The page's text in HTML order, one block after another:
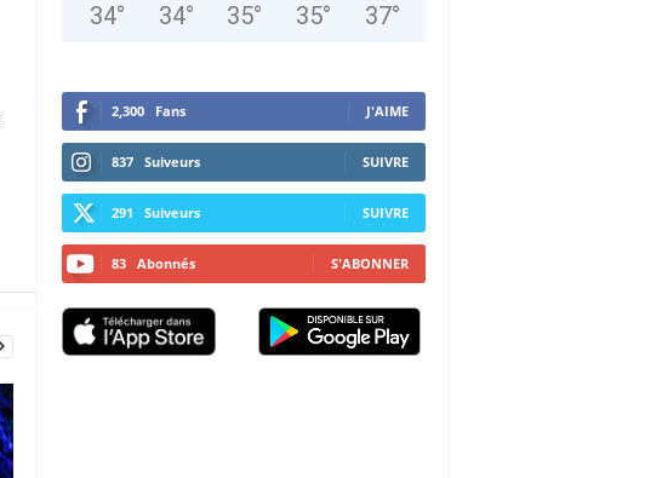
34° 34° 35° 35° 37°
2,300 Fans J'AIME
837 Suiveurs SUIVRE
291 Suiveurs SUIVRE
83 Abonnés S'ABONNER